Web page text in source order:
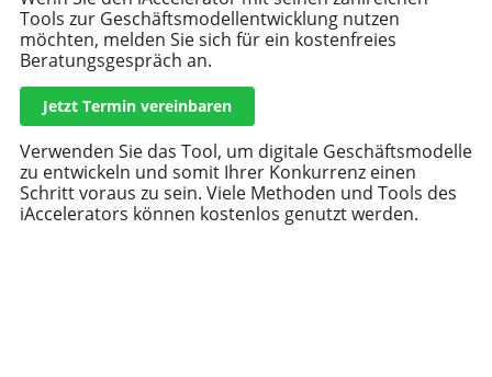
Tools zur Geschäftsmodellentwicklung nutzen
möchten, melden Sie sich für ein kostenfreies
Beratungsgespräch an.
Jetzt Termin vereinbaren
Verwenden Sie das Tool, um digitale Geschäftsmodelle
zu entwickeln und somit Ihrer Konkurrenz einen
Schritt voraus zu sein. Viele Methoden und Tools des
iAccelerators können kostenlos genutzt werden.